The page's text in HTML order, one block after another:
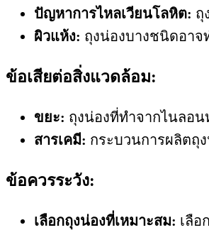
ปัญหาการไหลเวียนโลหิต: ถุ
ผิวแห้ง: ถุงน่องบางชนิดอาจ
ข้อเสียต่อสิ่งแวดล้อม:
ขยะ: ถุงน่องที่ทำจากไนลอ
สารเคมี: กระบวนการผลิตถุ
ข้อควรระวัง:
เลือกถุงน่องที่เหมาะสม: เลือ